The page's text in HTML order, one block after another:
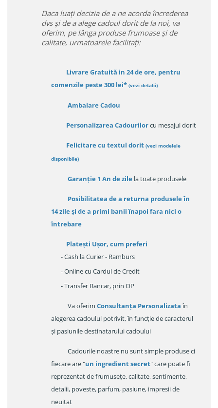
Daca luați decizia de a ne acorda încrederea
dvs și de a alege cadoul dorit de la noi, va
oferim, pe lânga produse frumoase și de
calitate, urmatoarele facilitați:
Livrare Gratuită in 24 de ore, pentru
comenzile peste 300 lei* (vezi detalii)
Ambalare Cadou
Personalizarea Cadourilorcu mesajul dorit
Felicitare cu textul dorit (vezi modelele
disponibile)
Garanție 1 An de zile la toate produsele
Posibilitatea de a returna produsele în
14 zileși de a primi banii înapoi fara nici o
întrebare
Platești Ușor, cum preferi
- Cash la Curier - Ramburs
- Online cu Cardul de Credit
- Transfer Bancar, prin OP
Va oferim Consultanța Personalizataîn
alegerea cadoulul potrivit, în funcție de caracterul
și pasiunile destinatarului cadoului
Cadourile noastre nu sunt simple produse ci
fiecare are "un ingredient secret" care poate fi
reprezentat de frumusețe, calitate, sentimente,
detalii, poveste, parfum, pasiune, impresii de
neuitat